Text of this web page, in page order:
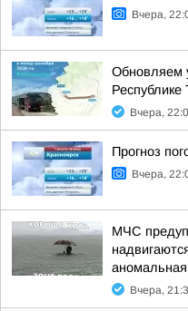
Вчера,
Обновляем
Республике
Вчера,
Прогноз
Вчера,
МЧС
Вчера,